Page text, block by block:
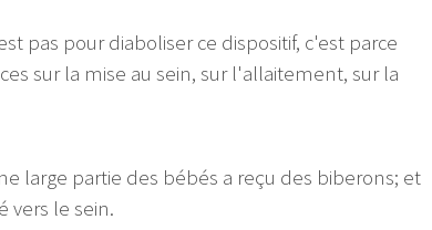
pas pour diaboliser ce dispositif, c'est parce
sur la mise au sein, sur l'allaitement, sur la
large partie des bébés a reçu des biberons; et
vers le sein.